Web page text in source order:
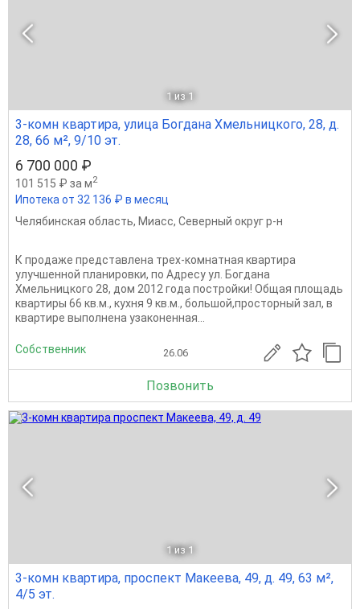
1 из 1
3-комн квартира, улица Богдана Хмельницкого, 28, д.
28, 66 м², 9/10 эт.
6 700 000 ₽
101 515 ₽ за м2
Ипотека от 32 136 ₽ в месяц
Челябинская область, Миасс, Северный округ р-н
К продаже представлена трех-комнатная квартира
улучшенной планировки, по Адресу ул. Богдана
Хмельницкого 28, дом 2012 года постройки! Общая площадь
квартиры 66 кв.м., кухня 9 кв.м., большой,просторный зал, в
квартире выполнена узаконенная...
Собственник 26.06
Позвонить
1 из 1
3-комн квартира, проспект Макеева, 49, д. 49, 63 м²,
4/5 эт.